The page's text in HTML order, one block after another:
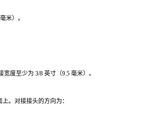
米）。
度至少为 3/8 英寸（9.5 毫米）。
。对接接头的方向为：